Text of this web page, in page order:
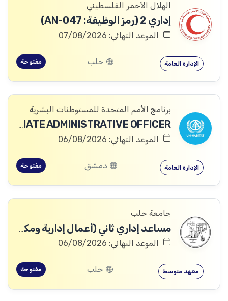
الهلال الأحمر الفلسطيني
إداري 2 (رمز الوظيفة: AN-047)
الموعد النهائي: 07/08/2026
الإدارة العامة حلب مفتوحة
برنامج الأمم المتحدة للمستوطنات البشرية
ASSOCIATE ADMINISTRATIVE OFFICER
الموعد النهائي: 06/08/2026
الإدارة العامة دمشق مفتوحة
جامعة حلب
مساعد إداري ثاني (أعمال إدارية ومكتبية)
الموعد النهائي: 06/08/2026
معهد متوسط حلب مفتوحة